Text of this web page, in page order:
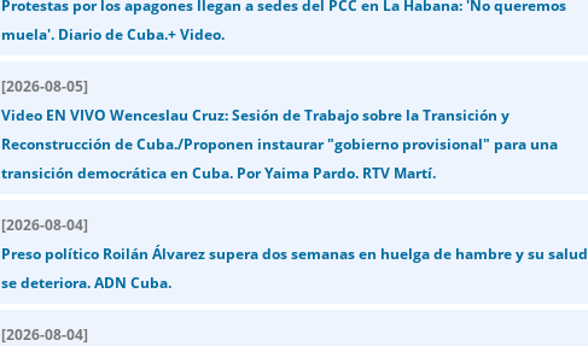
Protestas por los apagones llegan a sedes del PCC en La Habana: 'No queremos
muela'. Diario de Cuba.+ Video.
[2026-08-05]
Video EN VIVO Wenceslau Cruz: Sesión de Trabajo sobre la Transición y
Reconstrucción de Cuba./Proponen instaurar "gobierno provisional" para una
transición democrática en Cuba. Por Yaima Pardo. RTV Martí.
[2026-08-04]
Preso político Roilán Álvarez supera dos semanas en huelga de hambre y su salud
se deteriora. ADN Cuba.
[2026-08-04]